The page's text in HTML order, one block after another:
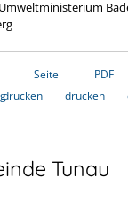
Seite
drucken
PDF
drucken
Tunau